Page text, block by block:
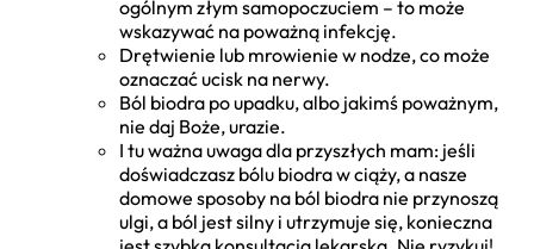
ogólnym złym samopoczuciem – to może
wskazywać na poważną infekcję.
Drętwienie lub mrowienie w nodze, co może
oznaczać ucisk na nerwy.
Ból biodra po upadku, albo jakimś poważnym,
nie daj Boże, urazie.
I tu ważna uwaga dla przyszłych mam: jeśli
doświadczasz bólu biodra w ciąży, a nasze
domowe sposoby na ból biodra nie przynoszą
ulgi, a ból jest silny i utrzymuje się, konieczna